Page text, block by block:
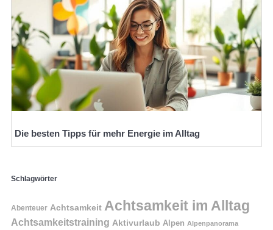
Die besten Tipps für mehr Energie im Alltag
Schlagwörter
Abenteuer Achtsamkeit Achtsamkeit im Alltag
Achtsamkeitstraining Aktivurlaub Alpen Alpenpanorama